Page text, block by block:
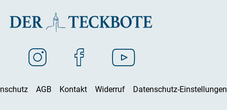
AGB Kontakt Widerruf Datenschutz-Einstellungen